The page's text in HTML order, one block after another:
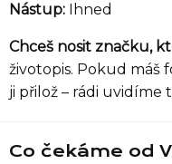
Nástup: Ihned
Chceš nosit značku,
životopis. Pokud máš
ji přilož – rádi uvidíme
Co čekáme od